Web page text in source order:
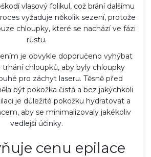
vlasový folikul, což brání dalšímu
vyžaduje několik sezení, protože
chloupky, které se nachází ve fázi
růstu.
je obvykle doporučeno vyhýbat
chloupků, aby byly chloupky
pro záchyt laseru. Těsně před
být pokožka čistá a bez jakýchkoli
je důležité pokožku hydratovat a
aby se minimalizovaly jakékoliv
vedlejší účinky.
cenu epilace